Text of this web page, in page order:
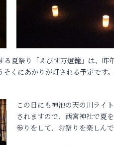
夏祭り「えびす万燈籠」は、昨
くにあかりが灯される予定です
この日にも神池の天の川ライ
されますので、西宮神社で夏
参りをして、お祭りを楽しんで